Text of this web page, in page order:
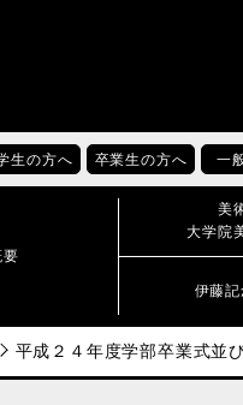
生の方へ 卒業生の方へ 一
要
美
大学院
伊藤
平成２４年度学部卒業式並